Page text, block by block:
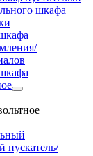
шкафа
пускатель/